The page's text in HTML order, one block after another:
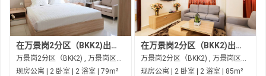
在万景岗2分区（BKK2)出租的现房公寓
万景岗2分区（BKK2) , 万景岗区（BKK) , 金边市
现房公寓 | 2 卧室 | 2 浴室 | 79m²
在万景岗2分区（BKK2)出租的现房公寓
万景岗2分区（BKK2) , 万景岗区（BKK) , 金边市
现房公寓 | 2 卧室 | 2 浴室 | 85m²